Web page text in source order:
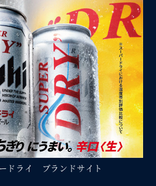
ドライ ブランドサイト